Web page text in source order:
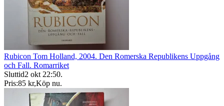
Rubicon Tom Holland, 2004. Den Romerska Republikens Uppgång
och Fall. Romarriket
Sluttid2 okt 22:50.
Pris:85 kr,Köp nu.